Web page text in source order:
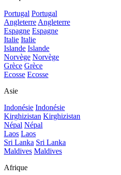
Portugal Portugal
AngleterreAngleterre
Espagne Espagne
Italie Italie
Islande Islande
Norvège Norvège
Grèce Grèce
Ecosse Ecosse
Asie
Indonésie Indonésie
Kirghizistan Kirghizistan
Népal Népal
Laos Laos
Sri Lanka Sri Lanka
Maldives Maldives
Afrique